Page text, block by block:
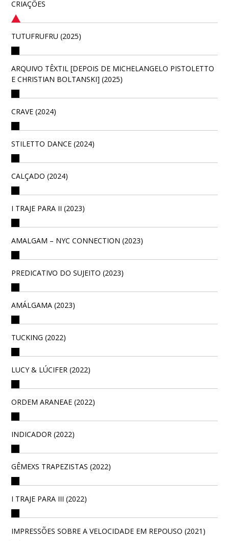
CRIAÇÕES
TUTUFRUFRU (2025)
ARQUIVO TÊXTIL [DEPOIS DE MICHELANGELO PISTOLETTO
E CHRISTIAN BOLTANSKI] (2025)
CRAVE (2024)
STILETTO DANCE (2024)
CALÇADO (2024)
I TRAJE PARA II (2023)
AMALGAM – NYC CONNECTION (2023)
PREDICATIVO DO SUJEITO (2023)
AMÁLGAMA (2023)
TUCKING (2022)
LUCY & LÚCIFER (2022)
ORDEM ARANEAE (2022)
INDICADOR (2022)
GÊMEXS TRAPEZISTAS (2022)
I TRAJE PARA III (2022)
IMPRESSÕES SOBRE A VELOCIDADE EM REPOUSO (2021)